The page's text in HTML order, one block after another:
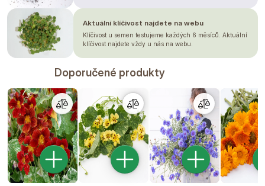
Aktuální klíčivost najdete na webu
Klíčivost u semen testujeme každých 6 měsíců. Aktuální
klíčivost najdete vždy u nás na webu.
Doporučené produkty